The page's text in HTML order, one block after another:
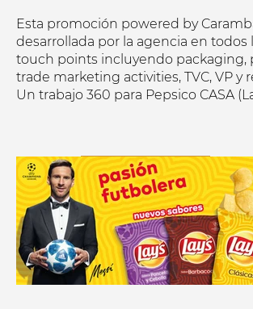
Esta promoción powered by
desarrollada por la agencia en todos
touch points incluyendo packaging,
trade marketing activities, TVC, VP y
Un trabajo 360 para Pepsico CASA